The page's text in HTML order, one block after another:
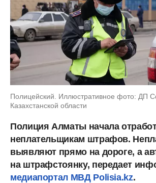
Полицейский. Иллюстративное фото: ДП
Казахстанской области
Полиция Алматы начала
неплательщикам штрафов.
выявляют прямо на дороге, а
на штрафстоянку, передает
медиапортал МВД Polisia.kz.